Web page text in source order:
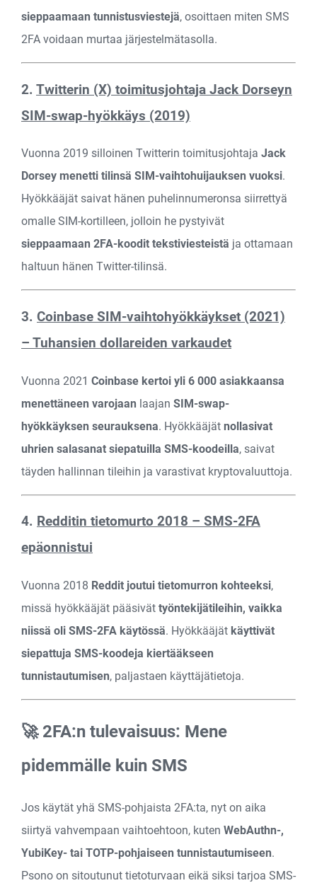
sieppaamaan tunnistusviestejä, osoittaen miten SMS
2FA voidaan murtaa järjestelmätasolla.
2. Twitterin (X) toimitusjohtaja Jack Dorseyn
SIM-swap-hyökkäys (2019)
Vuonna 2019 silloinen Twitterin toimitusjohtaja Jack
Dorsey menetti tilinsä SIM-vaihtohuijauksen vuoksi.
Hyökkääjät saivat hänen puhelinnumeronsa siirrettyä
omalle SIM-kortilleen, jolloin he pystyivät
sieppaamaan 2FA-koodit tekstiviesteistä ja ottamaan
haltuun hänen Twitter-tilinsä.
3. Coinbase SIM-vaihtohyökkäykset (2021)
– Tuhansien dollareiden varkaudet
Vuonna 2021 Coinbase kertoi yli 6 000 asiakkaansa
menettäneen varojaan laajan SIM-swap-
hyökkäyksen seurauksena. Hyökkääjät nollasivat
uhrien salasanat siepatuilla SMS-koodeilla, saivat
täyden hallinnan tileihin ja varastivat kryptovaluuttoja.
4. Redditin tietomurto 2018 – SMS-2FA
epäonnistui
Vuonna 2018 Reddit joutui tietomurron kohteeksi,
missä hyökkääjät pääsivät työntekijä­tileihin, vaikka
niissä oli SMS-2FA käytössä. Hyökkääjät käyttivät
siepattuja SMS-koodeja kiertääkseen
tunnistautumisen, paljastaen käyttäjä­tietoja.
🚀 2FA:n tulevaisuus: Mene
pidemmälle kuin SMS
Jos käytät yhä SMS-pohjaista 2FA:ta, nyt on aika
siirtyä vahvempaan vaihtoehtoon, kuten WebAuthn-,
YubiKey- tai TOTP-pohjaiseen tunnistautumiseen.
Psono on sitoutunut tietoturvaan eikä siksi tarjoa SMS-